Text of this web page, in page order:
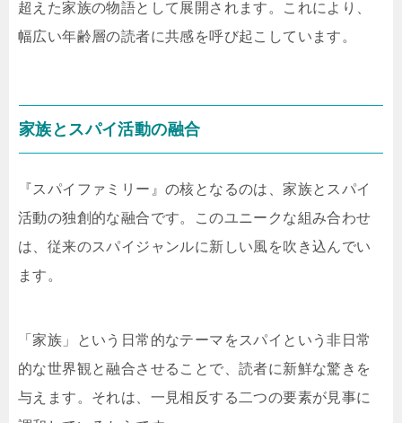
超えた家族の物語として展開されます。これにより、
幅広い年齢層の読者に共感を呼び起こしています。
家族とスパイ活動の融合
『スパイファミリー』の核となるのは、家族とスパイ
活動の独創的な融合です。このユニークな組み合わせ
は、従来のスパイジャンルに新しい風を吹き込んでい
ます。
「家族」という日常的なテーマをスパイという非日常
的な世界観と融合させることで、読者に新鮮な驚きを
与えます。それは、一見相反する二つの要素が見事に